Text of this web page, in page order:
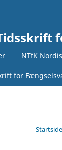
NTfK
for
Startside